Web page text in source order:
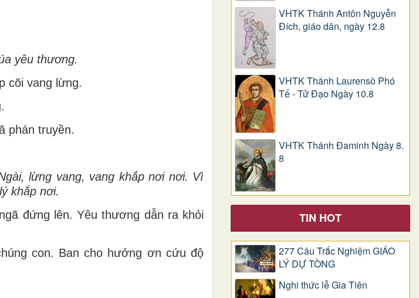
yêu thương.
cõi vang lừng.
phán truyền.
lừng vang, vang khắp nơi nơi. Vì
khắp nơi.
đứng lên. Yêu thương dẫn ra khỏi
con. Ban cho hưởng ơn cứu độ
VHTK Thánh Antôn Nguyễn
Ðích, giáo dân, ngày 12.8
VHTK Thánh Laurensô Phó
Tế - Tử Đạo Ngày 10.8
VHTK Thánh Đaminh Ngày 8.
8
TIN HOT
277 Câu Trắc Nghiệm GIÁO
LÝ DỰ TÒNG
Nghi thức lễ Gia Tiên